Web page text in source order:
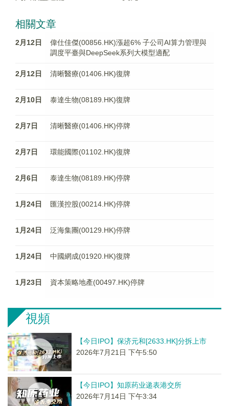
相關文章
2月12日
偉仕佳傑(00856.HK)漲超6% 子公司AI算力管理與
調度平臺與DeepSeek系列大模型適配
2月12日 清晰醫療(01406.HK)復牌
2月10日 泰達生物(08189.HK)復牌
2月7日 清晰醫療(01406.HK)停牌
2月7日 環能國際(01102.HK)復牌
2月6日 泰達生物(08189.HK)停牌
1月24日 匯漢控股(00214.HK)停牌
1月24日 泛海集團(00129.HK)停牌
1月24日 中國網成(01920.HK)復牌
1月23日 資本策略地產(00497.HK)停牌
視頻
【今日IPO】保济元和[2633.HK]分拆上市
2026年7月21日 下午5:50
【今日IPO】知原药业递表港交所
2026年7月14日 下午3:34